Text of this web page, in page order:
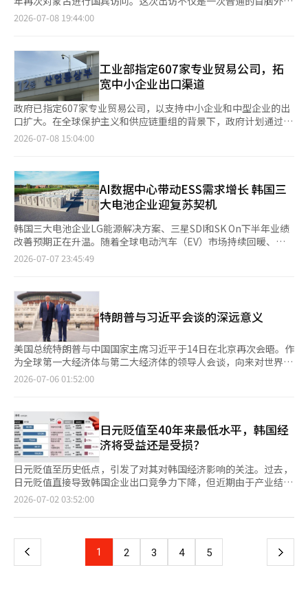
的竞争力需要同时考虑生产地区、全球供应链和国家间的连接结
构。”他期待此次报告能为应对AI时代制造业和供应链变化提供政
时间拒绝议程，最终只会延误公众的权益。 此次协议中值得关注
的是选举委员会的特别检察。朝野双方已达成一致，决定在7月临
理机构的信任是支撑民主的柱石。围绕投票用纸短缺问题的责任和
原因，通过客观调查来厘清，而非政治争论，这是理所当然的程
序。特别检察应成为制度改善的起点，而非政治斗争的工具。 现
在国会不应仅将正常化本身视为成果，更应展示正常化后能做些什
么。最紧迫的是民生问题。与人民生活息息相关的法案，如提升高
科技产业竞争力、改革监管、为AI时代立法、支持小微企业、医疗
和养老金改革等，亟待解决。常务委员会应成为解决这些问题的实
际工作空间，而非政治象征。 国会是一个存在冲突的地方。然
无条件抵制，都不是公众所期待的国会形象。 54天的空白已成过
去。更重要的是不再重蹈覆辙。如果国会再次陷入政治斗争，公众
的信任将更加遥远。朝野双方都应将此次国会组成的协议视为合作
的起点。公众期待的国会不是争斗的国会，而是务实的国会。
国的年销量为420万辆，但随后因本土品牌的冲击，预计到2024年
将降至292万辆，去年更降至269万辆。今年第一季度的销量也预
及时应对，失去了市场主导权。与特斯拉和中国本土品牌相比，本
田在电动化方面起步较晚，虽然进行了大规模投资以逆转局面，但
由于电动车需求暂时停滞、美国保护关税和全球销售放缓等因素，
导致其市场地位消失。此外，围绕传统内燃机车的政策混乱也加剧
了这一问题。 由于北美市场的长期低迷，本田原本准备的电动车
项目“本田0 SUV”、“本田0轿车”、“Acura RSX”等相继被搁
置，加拿大计划建设的大型电池工厂也被取消。加之中国市场销售
放缓和美国、欧洲的保护关税，均对本田造成了负面影响。决定退
示：“到2026年底，韩国的汽车销售业务将结束，仅保留摩托车
业务。”并称这是为了增强中长期竞争力而做出的全球性决策。
在汽车制造商进行结构调整的同时，韩国的情况却截然相反。现代
汽车工会提出了包括月基本工资增加149,600韩元（不包括工龄晋
升部分）、支付去年净利润的30%作为奖金、引入每周4.5天工作
制、恢复因非法行为被解雇的工会成员、延长退休年龄等要求，并
于当天开始部分罢工。业内人士担心，现代汽车工会的强硬立场可
能会在AI和SDV转型过程中导致竞争力下降。 韩国通用和雷诺的劳
并和外包时与工会事先达成协议等，并于当天开始拒绝加班和特殊
工作。雷诺韩国工会自4月首次进行集体谈判以来，进行了12轮协
商，但未能达成共识，已宣布集体谈判破裂。 问题在于，集体谈
判破裂后，通过罢工获得的实际成果几乎为零。韩国通用在经历极
端的集体谈判冲突后，将在群山工厂生产的欧洲出口
用“Cruze”生产基地迁至墨西哥工厂。2018年至2019年期间，
雷诺进行了60次罢工，虽然实现了集体谈判的要求，但次年在国内
化了对中国、印度、美国等地的供应链。全球汽车行业相关人士表
示：“在全球裁员潮的背景下，韩国的罢工可能会成为缩减生产量
的负面因素。”※ 本报道经人工智能（AI）系统翻译与编辑。
活动，更是展示韩国外交未来方向的象征性举措。 过去，我们的
在迅速变化。供应链重组、资源安全、能源转型、北极航道开发以
及中亚的崛起，正在重新绘制外交地图。现在，韩国也需要将视野
拓展到大陆，其中一个起点就是蒙古。 从表面上看，蒙古是一个
小国，人口不足400万，市场规模也不大。然而，国家的价值并不
仅仅由人口决定。当把蒙古放在地图上时，会发现它是一个连接东
北亚、中亚和欧亚的重要战略枢纽。若韩国重新构思北方经济，蒙
古必将是一个不可或缺的合作伙伴。 经济价值同样不可小觑。随
着各国在半导体和电池产业的竞争加剧，核心矿物的获取已上升为
属和煤炭等。尽管韩国在制造业上具有全球竞争力，但大部分原材
料依赖进口。为了稳定供应链，与资源国的战略合作至关重要。
然而，仅仅以获取资源为目的的接触是无法持久的。过去资源外交
失败的原因就在于此。如果只强调自身需求而忽视对方的发展，合
作将沦为一次性交易。可持续的合作必须建立在共同成长的基础
上。 目前，蒙古面临着产业升级、城市基础设施建设、能源转型
和环境改善等多重任务。韩国在制造业、信息通信技术、智慧城
市、医疗和教育等领域积累了丰富的经验。如果能够成为不仅仅是
深入。 特别是对于韩国企业来说，新的机会正在打开。电网建
设、变压器、新能源设备、铁路和公路、建筑设备、医疗器械、智
能农业、食品加工和物流系统等领域，都是蒙古实际需要的。无论
是大型企业，还是具备技术实力的中小企业，都有可能在这里找到
新的市场。 人与人之间的联系也在不断增强。在韩国，数万名蒙
古人以留学生、劳工和婚姻移民等多种形式生活着。他们是理解两
国文化的最坚实的民间外交使者。即使政府间的合作暂时出现波
动，以人为本的交流仍然是维系两国关系的重要力量。 外交意义
紧张局势加剧时，能够提供对话空间的友好环境具有重要的战略价
值。外交中，积累看不见的信任往往比显著的成果更为重要。 当
今世界，经济与外交已不再是两个孤立的领域。供应链、能源、安
全和产业紧密相连。在这一点上，蒙古不仅是北方的邻国，更是韩
国未来战略的重要合作伙伴。 此次国宾访问不应仅仅是一次性活
动。比起共同声明，更重要的是后续的落实。核心矿物合作、基础
设施投资、青年交流、科技共同研究、中小企业的市场开拓等具体
洋，更要关注大陆。蒙古是其中一个重要的起点。现在需要的不是
狭隘的市场视角，而是连接未来的战略眼光。
2026-07-08 19:44:00
工业部指定607家专业贸易公司，拓
宽中小企业出口渠道
政府已指定607家专业贸易公司，以支持中小企业和中型企业的出
口扩大。在全球保护主义和供应链重组的背景下，政府计划通过具
备出口经验和海外网络的专业公司，帮助初次出口的企业进入海外
司。因此，专业贸易公司数量从2023年的500家增加到今年的607
家。 专业贸易公司是由政府指定的具备优秀出口能力的企业，旨
在代理或支持初次出口的中小企业和中型企业的海外拓展。自
2009年贸易公司制度废除后，贸易协会开始以民间为主进行运
营，并于2014年通过修订对外贸易法将其法制化。 指定期限为三
年。指定对象包括前一年或最近三年平均出口额超过100万美元，
且其他中小企业和中型企业产品出口占比超过20%的企业。此外，
大型企业贸易公司、专业流通企业、电子商务企业、海外采购企业
27家为新进入企业，72家为重新指定企业。包括科隆全球、日产
贸易、伊水特殊化学品等综合贸易公司，以及汽车零部件和化学领
域的主要企业。工业部认为，这些公司将利用其海外网络和出口能
力，支持初次出口企业开拓新市场。 在近期出口环境变化的背景
下，专业贸易公司的角色愈发重要。专业贸易公司的出口代理额从
2022年的550亿美元扩大到去年的700亿美元。尤其是连续三年出
口代理额超过700亿美元，已成为支持中小企业和中型企业海外销
售渠道扩展的重要出口平台。 由于美国的关税政策变化、中国经
大。因此，通过专业贸易公司实现的共同出口模式的重要性预计将
进一步上升。对于缺乏出口经验的企业而言，能够在海外市场调
研、买家对接、合同、通关、支付等全过程中获得支持，从而降低
了进入壁垒。 政府还将扩大对指定企业的支持。专业贸易公司将
获得与国内有潜力的制造企业的对接咨询机会。通过海关可享受延
长缴纳期限、分期付款、关税调查豁免等税务支持。贸易保险公社
将对短期出口保险费提供40%的折扣，并将出口信用担保额度扩大
至1.5倍。 工业部贸易政策局局长罗成华表示：“希望专业贸易公
持，以确保专业贸易公司能够充分发挥作用。”※ 本报道经人工
智能（AI）系统翻译与编辑。
2026-07-08 15:04:00
AI数据中心带动ESS需求增长 韩国三
大电池企业迎复苏契机
韩国三大电池企业LG能源解决方案、三星SDI和SK On下半年业绩
改善预期正在升温。随着全球电动汽车（EV）市场持续回暖、渗
透率创下历史新高，以及人工智能（AI）数据中心扩张带动能源存
存调整影响，电池企业业绩表现低迷，但下半年有望迎来反弹，呈
现“前低后高”的走势。 高盛7日发布的报告显示，全球电动乘用
车销量渗透率自今年2月以来累计提升3.4个百分点，上月升至
26.1%。除去年9月因美国电动车税收抵免政策调整带来的短期销
量激增外，这一水平创历史新高，被视为终端需求回暖的重要信
号。今年2月至5月，全球电动车市场前15大国家中，有12个国家
销量实现增长。 随着电动车普及加快，全球能源消费结构也正在
发生变化。高盛预计，若当前趋势持续，到2027年底全球石油需
增政策支持，到2035年全球新车销量中电动车占比仍将达到
50%。 与此同时，AI数据中心建设热潮正推动ESS市场快速扩张。
市场调研机构高工产业研究院（GGII）预测，全球AI数据中心ESS
电池出货量将由今年约12吉瓦时（GWh）增至2030年的
272GWh，年均增长率超过40%。其中，美国在数据中心投资扩大
及电力基础设施建设的带动下，预计将成为全球ESS市场增长的主
要动力。 美国持续推进供应链重组，也为韩国电池企业带来新机
遇。随着“外国关注实体（FEOC）”规定趋严、美国加快降低对
中国电池供应链的依赖，已在北美建立生产体系的韩国企业正成为
务布局。LG能源解决方案正将部分美国生产线转向ESS，并预计到
2027年电池储能系统（BESS）产能扩大至74GWh，ESS业务占整
体营业利润的比重将提升至约60%；三星SDI计划到2027年将美国
2026-07-07 23:45:49
特朗普与习近平会谈的深远意义
美国总统特朗普与中国国家主席习近平于14日在北京再次会晤。作
为全球第一大经济体与第二大经济体的领导人会谈，向来对世界秩
序产生深远影响，而此次会谈的分量与象征意义尤为重大。 当
等多重议题交织在一起。 此次会谈不仅是两国的外交活动，实际
上是围绕“21世纪中期世界秩序将由谁、如何设计”的巨大探索。
美国希望维持现有的霸权秩序，而中国则试图建立新的多极体系。
在此背景下，全球都在关注两位领导人的动向，既充满不安又寄予
期待。 两位领导人当天上午在北京人民大会堂进行了超过两个小
时的会谈。会谈结束后，两位领导人前往天坛公园，这是中国皇帝
向天祈求国家安宁与丰年的圣地。晚上还举行了国宾晚宴。 中国
选择天坛公园作为此次会谈的地点之一，绝非偶然。天坛不仅是一
个旅游景点，更是中国文明正统性与天命的象征。明清时期的皇帝
明的国家，而非仅仅是一个普通的民族国家。 在雨中的天坛公园
石径上，特朗普与习近平的身影显得尤为象征性。特朗普总统简短
2026-07-06 01:52:00
日元贬值至40年来最低水平，韩国经
济将受益还是受损？
日元贬值至历史低点，引发了对其对韩国经济影响的关注。过去，
日元贬值直接导致韩国企业出口竞争力下降，但近期由于产业结构
变化和全球生产扩张，其影响有所不同。虽然降低了对日本零部件
在加重。 7月1日纽约外汇市场上，日元对美元汇率在下午3时突破
破162日元，降至自1986年《广场协议》以来的最低水平。当时，
日元对美元汇率在158至163日元之间波动。日元贬值至历史低
2026-07-02 03:52:00
上
页
1 2 3 4 5 下